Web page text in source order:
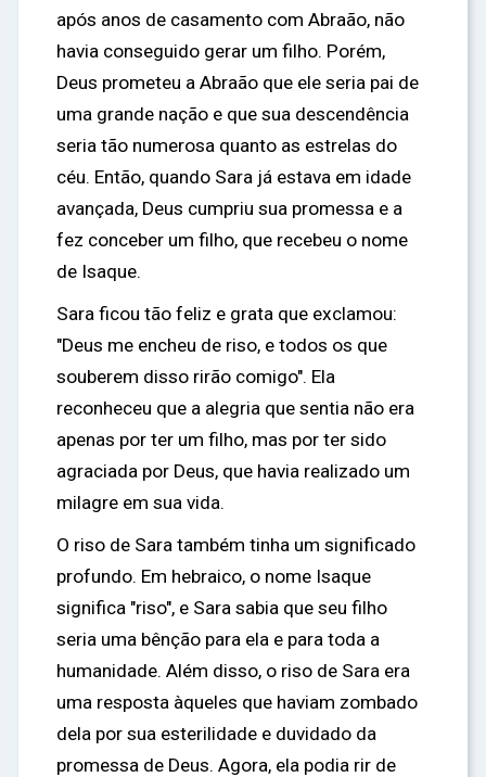
após anos de casamento com Abraão, não
havia conseguido gerar um filho. Porém,
Deus prometeu a Abraão que ele seria pai de
uma grande nação e que sua descendência
seria tão numerosa quanto as estrelas do
céu. Então, quando Sara já estava em idade
avançada, Deus cumpriu sua promessa e a
fez conceber um filho, que recebeu o nome
de Isaque.
Sara ficou tão feliz e grata que exclamou:
"Deus me encheu de riso, e todos os que
souberem disso rirão comigo". Ela
reconheceu que a alegria que sentia não era
apenas por ter um filho, mas por ter sido
agraciada por Deus, que havia realizado um
milagre em sua vida.
O riso de Sara também tinha um significado
profundo. Em hebraico, o nome Isaque
significa "riso", e Sara sabia que seu filho
seria uma bênção para ela e para toda a
humanidade. Além disso, o riso de Sara era
uma resposta àqueles que haviam zombado
dela por sua esterilidade e duvidado da
promessa de Deus. Agora, ela podia rir de